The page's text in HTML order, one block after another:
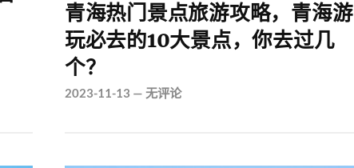
青海热门景点旅游攻略，青海游
玩必去的10大景点，你去过几
个？
2023-11-13 — 无评论